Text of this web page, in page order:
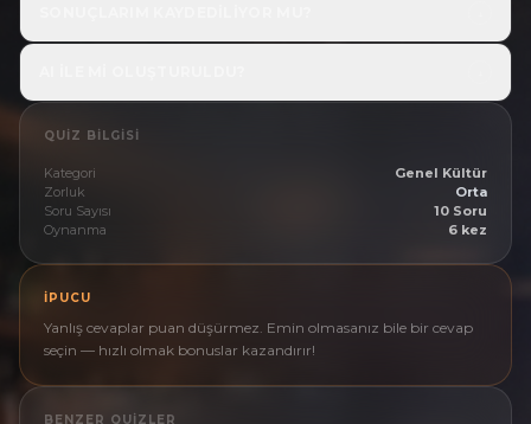
QUIZ BILGISI
Kategori
Genel Kültür
Zorluk
Orta
Soru Sayısı
10 Soru
Oynanma
6 kez
İPUCU
Yanlış cevaplar puan düşürmez. Emin olmasanız bile bir cevap
seçin — hızlı olmak bonuslar kazandırır!
BENZER QUIZLER